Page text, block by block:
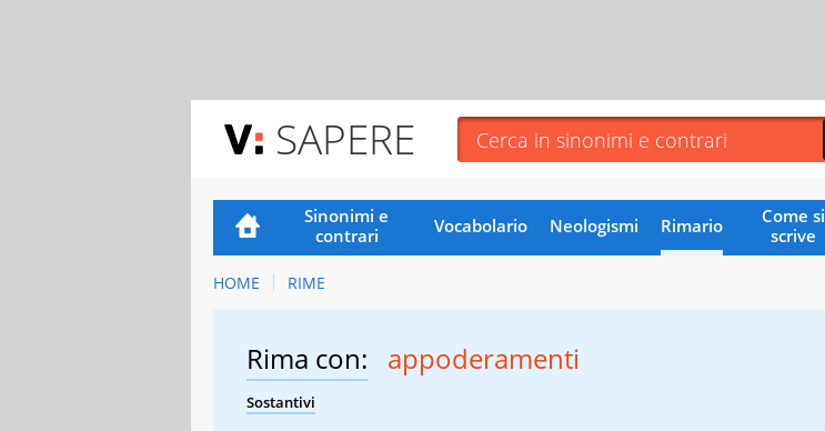
SAPERE
Sinonimi e
contrari
Vocabolario Neologismi Rimario
Come si
scrive
HOME RIME
Rima con: appoderamenti
Sostantivi